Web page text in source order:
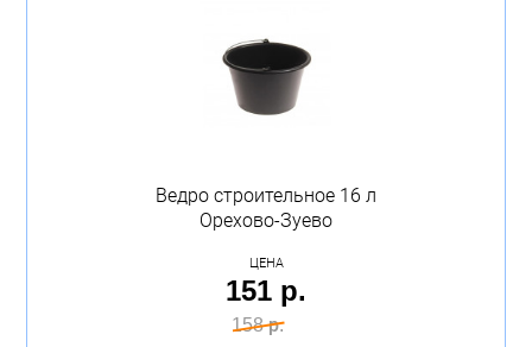
Ведро строительное 16 л
Орехово-Зуево
ЦЕНА
151 р.
158 р.